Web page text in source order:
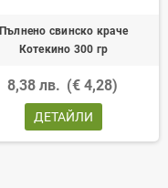
Пълнено свинско краче
Котекино 300 гр
8,38 лв. (€ 4,28)
ДЕТАЙЛИ